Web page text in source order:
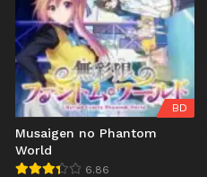
BD
Musaigen no Phantom
World
6.86